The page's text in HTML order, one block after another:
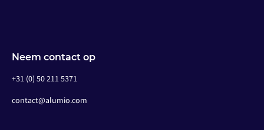
Neem contact op
+31 (0) 50 211 5371
contact@alumio.com